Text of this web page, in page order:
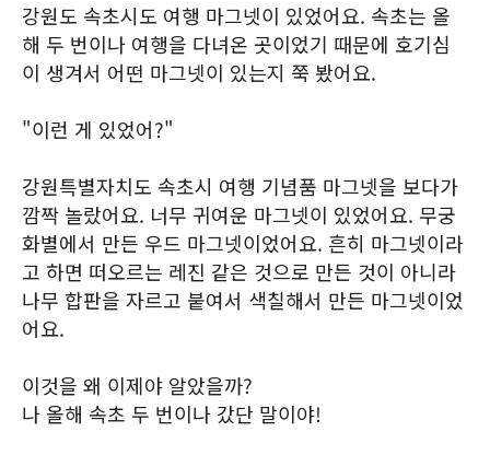
강원도 속초시도 여행 마그넷이 있었어요. 속초는 올
해 두 번이나 여행을 다녀온 곳이었기 때문에 호기심
이 생겨서 어떤 마그넷이 있는지 쭉 봤어요.
"이런 게 있었어?"
강원특별자치도 속초시 여행 기념품 마그넷을 보다가
깜짝 놀랐어요. 너무 귀여운 마그넷이 있었어요. 무궁
화별에서 만든 우드 마그넷이었어요. 흔히 마그넷이라
고 하면 떠오르는 레진 같은 것으로 만든 것이 아니라
나무 합판을 자르고 붙여서 색칠해서 만든 마그넷이었
어요.
이것을 왜 이제야 알았을까?
나 올해 속초 두 번이나 갔단 말이야!